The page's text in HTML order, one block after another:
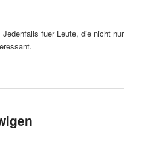
fuer Leute, die nicht nur